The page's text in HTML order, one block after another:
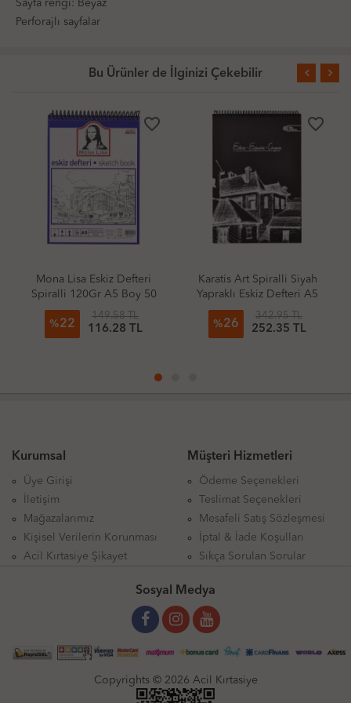
Sayfa rengi: Beyaz
Perforajlı sayfalar
Bu Ürünler de İlginizi Çekebilir
favorite_border
Mona Lisa Eskiz Defteri
Spiralli 120Gr A5 Boy 50
Yaprak
%22
149.58 TL
116.28 TL
favorite_border
Karatis Art Spiralli Siyah
Yapraklı Eskiz Defteri A5
50 Yaprak
%26
342.95 TL
252.35 TL
Kurumsal
Üye Girişi
İletişim
Mağazalarımız
Kişisel Verilerin Korunması
Acil Kırtasiye Şikayet
Müşteri Hizmetleri
Ödeme Seçenekleri
Teslimat Seçenekleri
Mesafeli Satış Sözleşmesi
İptal & İade Koşulları
Sıkça Sorulan Sorular
Sosyal Medya
Copyrights © 2026 Acil Kırtasiye